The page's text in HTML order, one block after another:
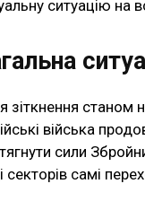
ситуацію на
зіткнення станом
війська
сили
секторів самі